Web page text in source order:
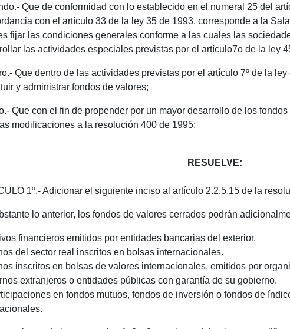
Que de conformidad con lo establecido en el numeral 25 del
con el artículo 33 de la ley 35 de 1993, corresponde a la
fijar las condiciones generales conforme a las cuales las
las actividades especiales previstas por el artículo7o de la ley
Que dentro de las actividades previstas por el artículo 7º de la
y administrar fondos de valores;
Que con el fin de propender por un mayor desarrollo de los
modificaciones a la resolución 400 de 1995;
RESUELVE:
1º.- Adicionar el siguiente inciso al artículo 2.2.5.15 de la
lo anterior, los fondos de valores cerrados podrán
financieros emitidos por entidades bancarias del exterior.
del sector real inscritos en bolsas internacionales.
inscritos en bolsas de valores internacionales, emitidos por
extranjeros o entidades públicas con garantía de su gobierno.
en fondos mutuos, fondos de inversión o fondos de